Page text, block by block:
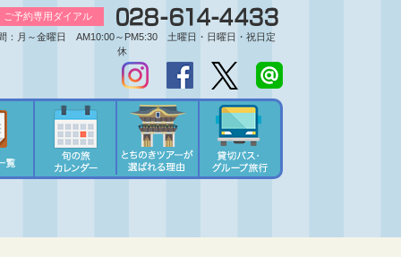
ご予約専用ダイアル
：月～金曜日 AM10:00～PM5:30 土曜日・日曜日・祝日定
休